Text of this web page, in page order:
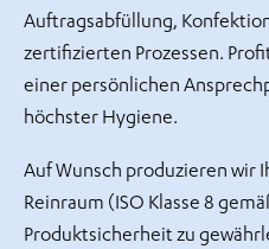
Auftragsabfüllung,
zertifizierten Prozessen.
einer persönlichen
höchster Hygiene.
Auf Wunsch produzieren wir
Reinraum (ISO Klasse 8
Produktsicherheit zu